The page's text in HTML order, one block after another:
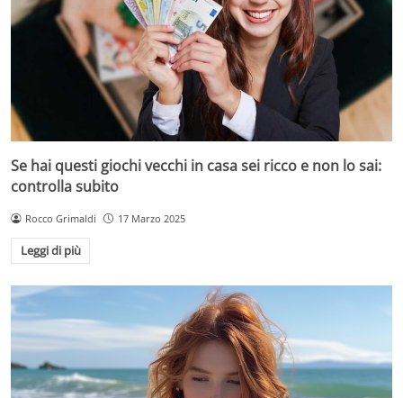
Se hai questi giochi vecchi in casa sei ricco e non lo sai:
controlla subito
Rocco Grimaldi 17 Marzo 2025
Leggi di più